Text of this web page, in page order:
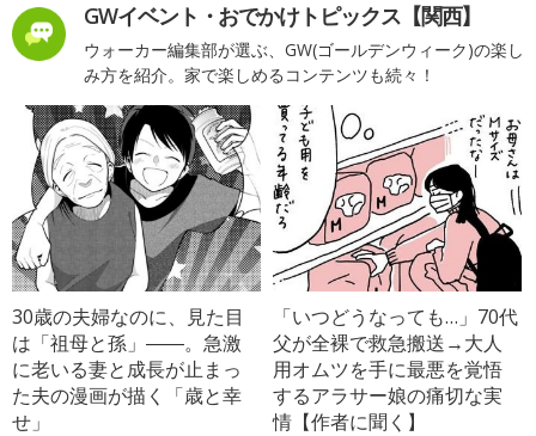
GWイベント・おでかけトピックス【関西】
ウォーカー編集部が選ぶ、GW(ゴールデンウィーク)の楽し
み方を紹介。家で楽しめるコンテンツも続々！
30歳の夫婦なのに、見た目
は「祖母と孫」――。急激
に老いる妻と成長が止まっ
た夫の漫画が描く「歳と幸
せ」
「いつどうなっても…」70代
父が全裸で救急搬送→大人
用オムツを手に最悪を覚悟
するアラサー娘の痛切な実
情【作者に聞く】